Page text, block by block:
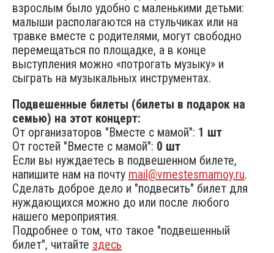
взрослым было удобно с маленькими детьми:
малыши располагаются на стульчиках или на
травке вместе с родителями, могут свободно
перемещаться по площадке, а в конце
выступления можно «потрогать музыку» и
сыграть на музыкальных инструментах.
Подвешенные билеты (билеты в подарок на
семью) на этот концерт:
От организаторов "Вместе с мамой": 1 шт
От гостей "Вместе с мамой": 0 шт
Если вы нуждаетесь в подвешенном билете,
напишите нам на почту mail@vmestesmamoy.ru.
Сделать доброе дело и "подвесить" билет для
нуждающихся можно до или после любого
нашего мероприятия.
Подробнее о том, что такое "подвешенный
билет", читайте здесь